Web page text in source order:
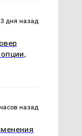
3 дня назад
назад